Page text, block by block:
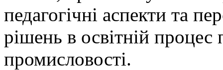
педагогічні аспекти та
рішень в освітній процес
промисловості.